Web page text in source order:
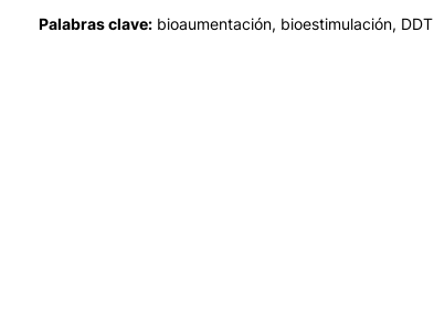
Palabras clave:bioaumentación, bioestimulación, DDT